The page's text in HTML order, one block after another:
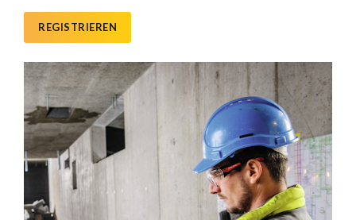
REGISTRIEREN